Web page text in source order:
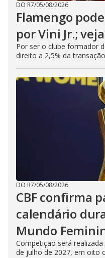
DO R7/05/08/2026
Flamengo
por Vini Jr.;
Por ser o clube formador
direito a 2,5% da
DO R7/05/08/2026
CBF confirma
calendário
Mundo
Competição será
de julho de 2027, em oito